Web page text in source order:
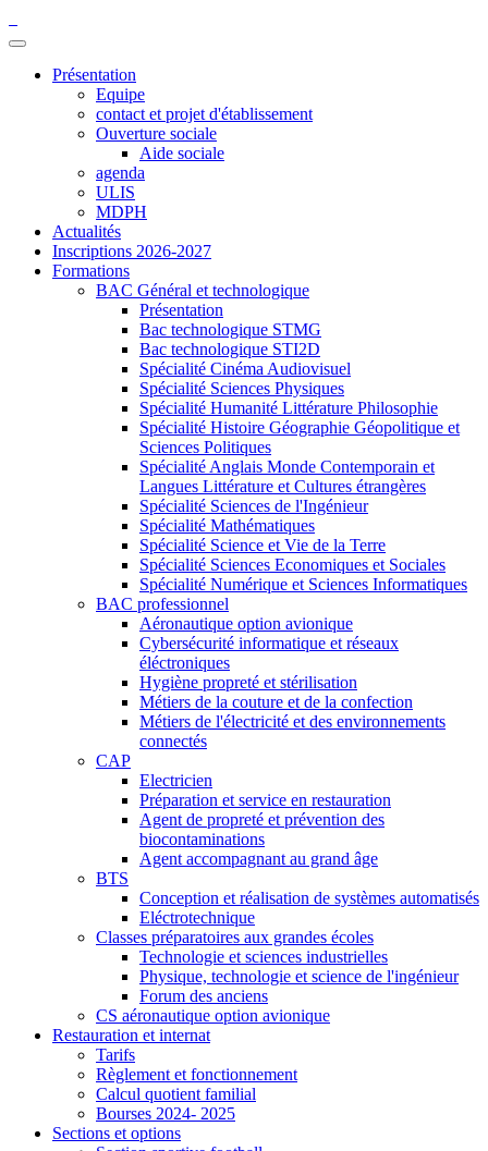
Présentation
Equipe
contact et projet d'établissement
Ouverture sociale
Aide sociale
agenda
ULIS
MDPH
Actualités
Inscriptions 2026-2027
Formations
BAC Général et technologique
Présentation
Bac technologique STMG
Bac technologique STI2D
Spécialité Cinéma Audiovisuel
Spécialité Sciences Physiques
Spécialité Humanité Littérature Philosophie
Spécialité Histoire Géographie Géopolitique et
Sciences Politiques
Spécialité Anglais Monde Contemporain et
Langues Littérature et Cultures étrangères
Spécialité Sciences de l'Ingénieur
Spécialité Mathématiques
Spécialité Science et Vie de la Terre
Spécialité Sciences Economiques et Sociales
Spécialité Numérique et Sciences Informatiques
BAC professionnel
Aéronautique option avionique
Cybersécurité informatique et réseaux
éléctroniques
Hygiène propreté et stérilisation
Métiers de la couture et de la confection
Métiers de l'électricité et des environnements
connectés
CAP
Electricien
Préparation et service en restauration
Agent de propreté et prévention des
biocontaminations
Agent accompagnant au grand âge
BTS
Conception et réalisation de systèmes automatisés
Eléctrotechnique
Classes préparatoires aux grandes écoles
Technologie et sciences industrielles
Physique, technologie et science de l'ingénieur
Forum des anciens
CS aéronautique option avionique
Restauration et internat
Tarifs
Règlement et fonctionnement
Calcul quotient familial
Bourses 2024- 2025
Sections et options